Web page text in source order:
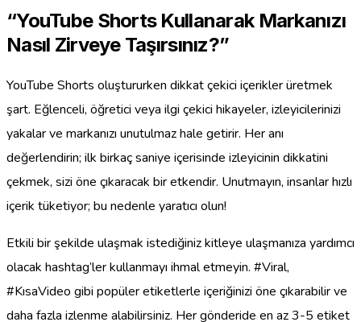
“YouTube Shorts Kullanarak Markanızı
Nasıl Zirveye Taşırsınız?”
YouTube Shorts oluştururken dikkat çekici içerikler üretmek
şart. Eğlenceli, öğretici veya ilgi çekici hikayeler, izleyicilerinizi
yakalar ve markanızı unutulmaz hale getirir. Her anı
değerlendirin; ilk birkaç saniye içerisinde izleyicinin dikkatini
çekmek, sizi öne çıkaracak bir etkendir. Unutmayın, insanlar hızlı
içerik tüketiyor; bu nedenle yaratıcı olun!
Etkili bir şekilde ulaşmak istediğiniz kitleye ulaşmanıza yardımcı
olacak hashtag’ler kullanmayı ihmal etmeyin. #Viral,
#KısaVideo gibi popüler etiketlerle içeriğinizi öne çıkarabilir ve
daha fazla izlenme alabilirsiniz. Her gönderide en az 3-5 etiket